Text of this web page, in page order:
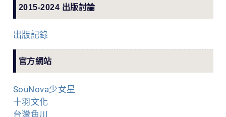
2015-2024 出版討論
出版記錄
官方網站
SouNova少女星
十羽文化
台灣角川